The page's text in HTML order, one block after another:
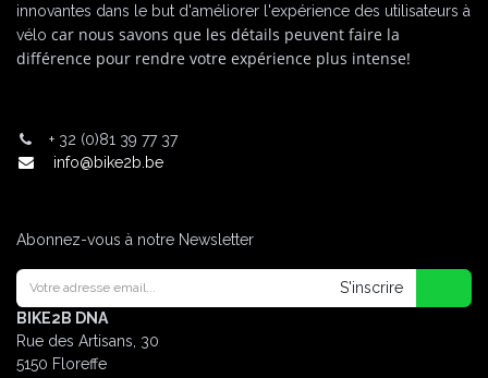
innovantes dans le but d'améliorer l'expérience des utilisateurs à
vélo car nous savons que les détails peuvent faire la
différence pour rendre votre expérience plus intense!
+ 32 (0)81 39 77 37
info@bike2b.be
Abonnez-vous à notre Newsletter
S'inscrire
BIKE2B DNA
Rue des Artisans, 30
5150 Floreffe